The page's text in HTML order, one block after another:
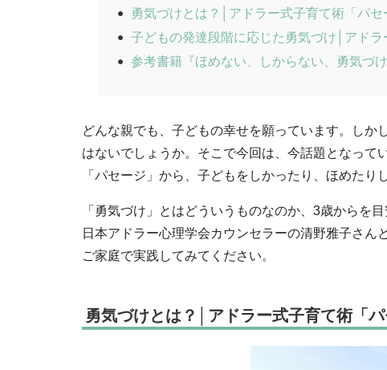
勇気づけとは？│アドラー式子育て術「パセ
子どもの発達段階に応じた勇気づけ│アドラ
参考書籍『ほめない、しからない、勇気づ
どんな親でも、子どもの幸せを願っています。し
はないでしょうか。そこで今回は、今話題となって
「パセージ」から、子どもをしかったり、ほめたり
「勇気づけ」とはどういうものなのか、3歳からを
日本アドラー心理学会カウンセラーの清野雅子さん
ご家庭で実践してみてください。
勇気づけとは？│アドラー式子育て術「パ